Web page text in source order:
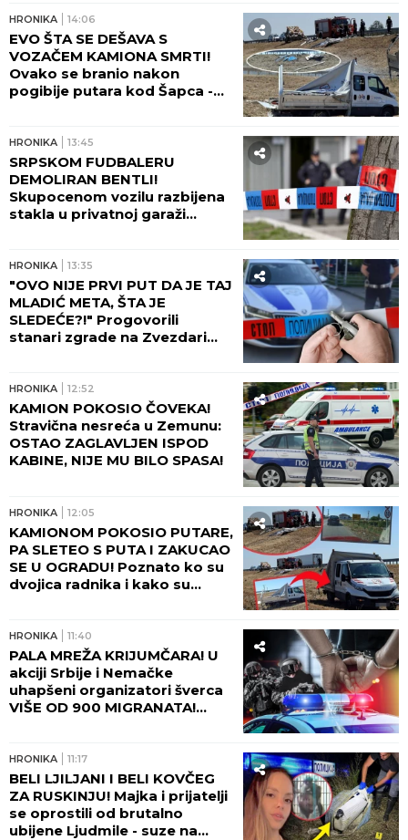
HRONIKA 14:06
EVO ŠTA SE DEŠAVA S
VOZAČEM KAMIONA SMRTI!
Ovako se branio nakon
pogibije putara kod Šapca -
HRONIKA 13:45
SRPSKOM FUDBALERU
DEMOLIRAN BENTLI!
Skupocenom vozilu razbijena
stakla u privatnoj garaži
HRONIKA 13:35
"OVO NIJE PRVI PUT DA JE TAJ
MLADIĆ META, ŠTA JE
SLEDEĆE?!" Progovorili
stanari zgrade na Zvezdari
ZBOG OVOGA!
HRONIKA 12:52
KAMION POKOSIO ČOVEKA!
Stravična nesreća u Zemunu:
OSTAO ZAGLAVLJEN ISPOD
KABINE, NIJE MU BILO SPASA!
HRONIKA 12:05
KAMIONOM POKOSIO PUTARE,
PA SLETEO S PUTA I ZAKUCAO
SE U OGRADU! Poznato ko su
dvojica radnika i kako su
HRONIKA 11:40
PALA MREŽA KRIJUMČARA! U
akciji Srbije i Nemačke
uhapšeni organizatori šverca
VIŠE OD 900 MIGRANATA!
funkcionisalo!
HRONIKA 11:17
BELI LJILJANI I BELI KOVČEG
ZA RUSKINJU! Majka i prijatelji
se oprostili od brutalno
ubijene Ljudmile - suze na